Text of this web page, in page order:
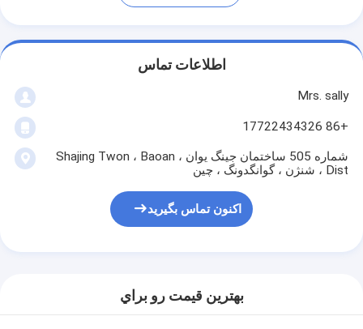
اطلاعات تماس
Mrs. sally
+86 17722434326
شماره 505 ساختمان جینگ یوان ، Shajing Twon ، Baoan
Dist ، شنژن ، گوانگدونگ ، چین
اکنون تماس بگیرید
بهترين قيمت رو براي